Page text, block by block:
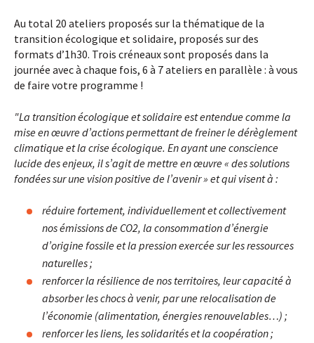
Au total 20 ateliers proposés sur la thématique de la
transition écologique et solidaire, proposés sur des
formats d’1h30. Trois créneaux sont proposés dans la
journée avec à chaque fois, 6 à 7 ateliers en parallèle : à vous
de faire votre programme !
"La transition écologique et solidaire est entendue comme la
mise en œuvre d’actions permettant de freiner le dérèglement
climatique et la crise écologique. En ayant une conscience
lucide des enjeux, il s’agit de mettre en œuvre « des solutions
fondées sur une vision positive de l’avenir » et qui visent à :
réduire fortement, individuellement et collectivement
nos émissions de CO2, la consommation d’énergie
d’origine fossile et la pression exercée sur les ressources
naturelles ;
renforcer la résilience de nos territoires, leur capacité à
absorber les chocs à venir, par une relocalisation de
l’économie (alimentation, énergies renouvelables…) ;
renforcer les liens, les solidarités et la coopération ;